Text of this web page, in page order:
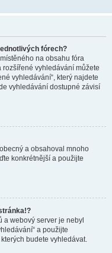
fórech?
na obsahu fóra
rozšířené vyhledávání můžete
vyhledávání“, který najdete
vyhledávání dostupné závisí
a obsahoval mnoho
konkrétnější a použijte
a webový server je nebyl
a použijte
budete vyhledávat.